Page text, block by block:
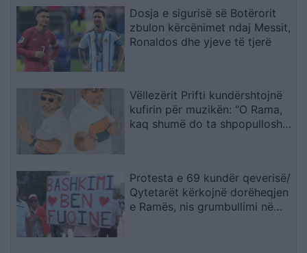
Dosja e sigurisë së Botërorit
zbulon kërcënimet ndaj Messit,
Ronaldos dhe yjeve të tjerë
Vëllezërit Prifti kundërshtojnë
kufirin për muzikën: “O Rama,
kaq shumë do ta shpopullosh
Protesta e 69 kundër qeverisë/
Qytetarët kërkojnë dorëheqjen
e Ramës, nis grumbullimi në